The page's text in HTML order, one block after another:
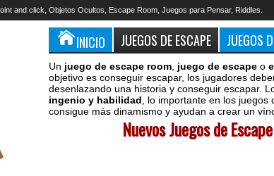
and click, Objetos Ocultos, Escape Room, Juegos para Pensar, Riddles.
INICIO JUEGOS DE ESCAPE JUEGOS
Un juego de escape room juego de escape o
objetivo es conseguir escapar, los jugadores
desenlazando una historia y conseguir escapar.
ingenio y habilidad , lo importante en los juegos
consigue más dinamismo y ayudan a crear un
Nuevos Juegos de